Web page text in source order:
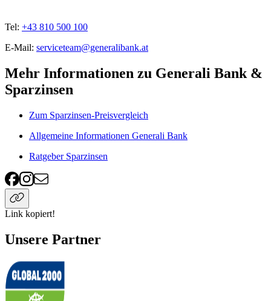
Tel: +43 810 500 100
E-Mail: serviceteam@generalibank.at
Mehr Informationen zu Generali Bank &
Sparzinsen
Zum Sparzinsen-Preisvergleich
Allgemeine Informationen Generali Bank
Ratgeber Sparzinsen
Link kopiert!
Unsere Partner